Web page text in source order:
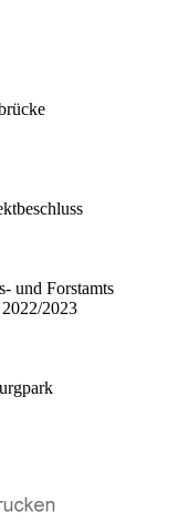
und Forstamts
2023